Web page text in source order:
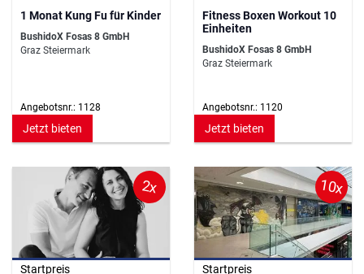
1 Monat Kung Fu für Kinder
BushidoX Fosas 8 GmbH
Graz Steiermark
Angebotsnr.: 1128
Jetzt bieten
Fitness Boxen Workout 10
Einheiten
BushidoX Fosas 8 GmbH
Graz Steiermark
Angebotsnr.: 1120
Jetzt bieten
2x
Startpreis
10x
Startpreis